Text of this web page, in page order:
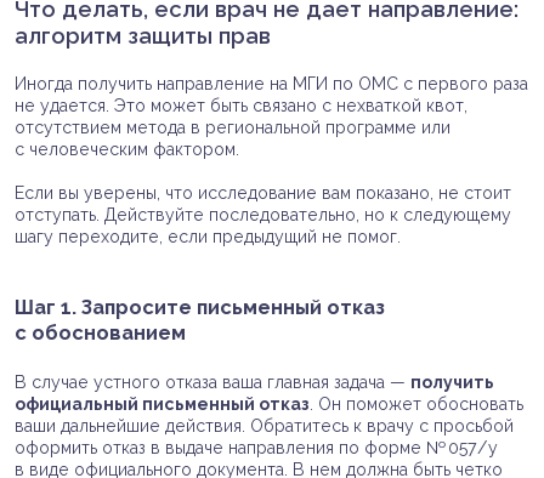
Что делать, если врач не дает направление:
алгоритм защиты прав
Иногда получить направление на МГИ по ОМС с первого раза
не удается. Это может быть связано с нехваткой квот,
отсутствием метода в региональной программе или
с человеческим фактором.
Если вы уверены, что исследование вам показано, не стоит
отступать. Действуйте последовательно, но к следующему
шагу переходите, если предыдущий не помог.
Шаг 1. Запросите письменный отказ
с обоснованием
В случае устного отказа ваша главная задача — получить
официальный письменный отказ . Он поможет обосновать
ваши дальнейшие действия. Обратитесь к врачу с просьбой
оформить отказ в выдаче направления по форме № 057/у
в виде официального документа. В нем должна быть четко